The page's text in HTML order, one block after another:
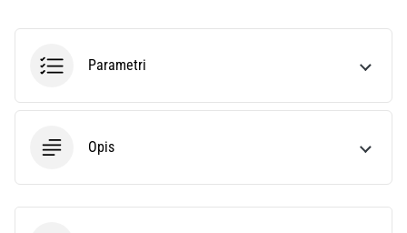
Parametri
Opis